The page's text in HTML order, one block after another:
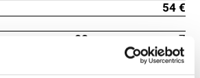
54 €
82
+-7
+-3